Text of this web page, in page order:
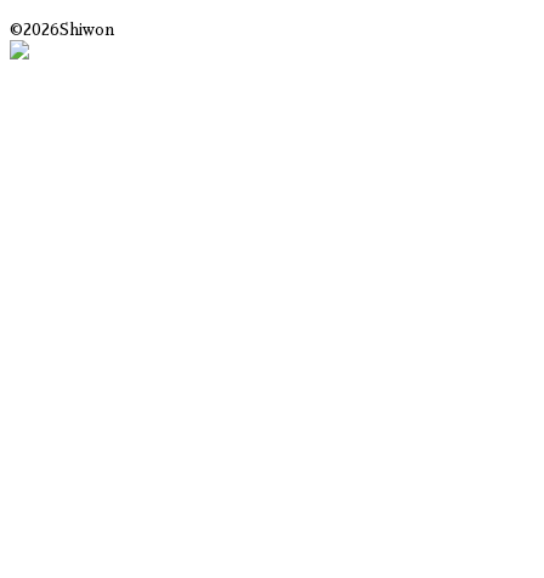
©2026Shiwon